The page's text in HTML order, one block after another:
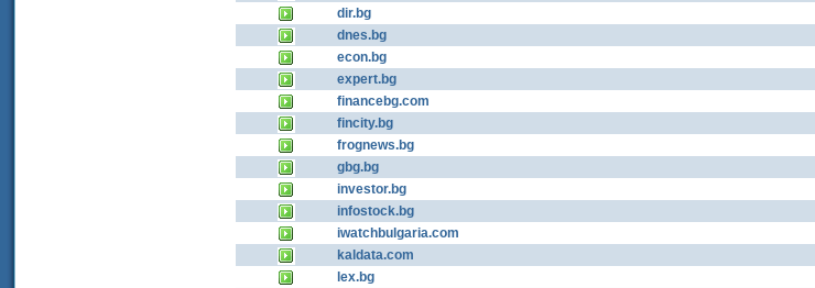
dir.bg
dnes.bg
econ.bg
expert.bg
financebg.com
fincity.bg
frognews.bg
gbg.bg
investor.bg
infostock.bg
iwatchbulgaria.com
kaldata.com
lex.bg